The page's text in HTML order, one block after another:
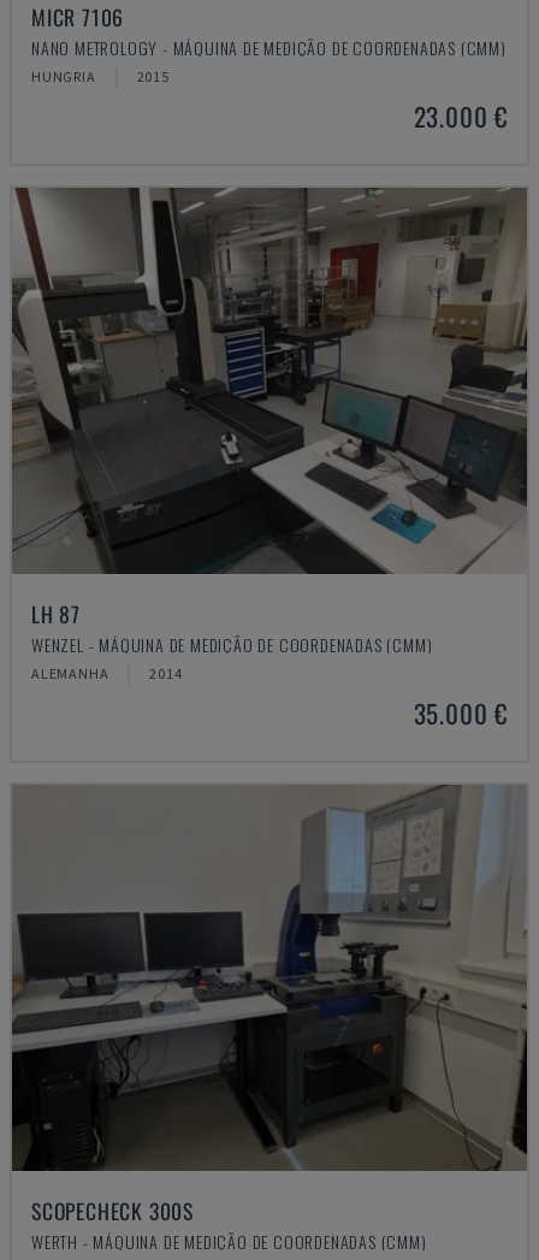
MICR 7106
NANO METROLOGY - MÁQUINA DE MEDIÇÃO DE COORDENADAS (CMM)
HUNGRIA 2015
23.000 €
LH 87
WENZEL - MÁQUINA DE MEDIÇÃO DE COORDENADAS (CMM)
ALEMANHA 2014
35.000 €
SCOPECHECK 300S
WERTH - MÁQUINA DE MEDIÇÃO DE COORDENADAS (CMM)